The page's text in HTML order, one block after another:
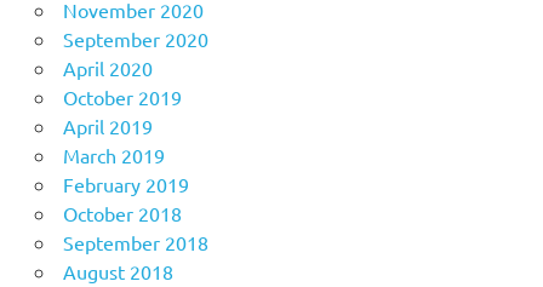
November 2020
September 2020
April 2020
October 2019
April 2019
March 2019
February 2019
October 2018
September 2018
August 2018